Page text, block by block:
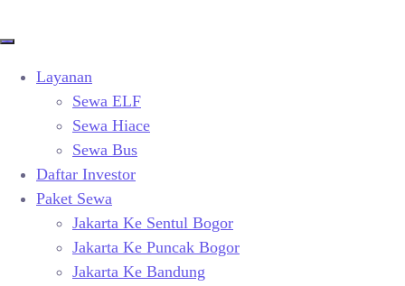
Layanan
Sewa ELF
Sewa Hiace
Sewa Bus
Daftar Investor
Paket Sewa
Jakarta Ke Sentul Bogor
Jakarta Ke Puncak Bogor
Jakarta Ke Bandung